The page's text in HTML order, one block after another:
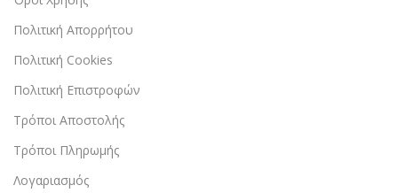
Πολιτική Απορρήτου
Πολιτική Cookies
Πολιτική Επιστροφών
Τρόποι Αποστολής
Τρόποι Πληρωμής
Λογαριασμός